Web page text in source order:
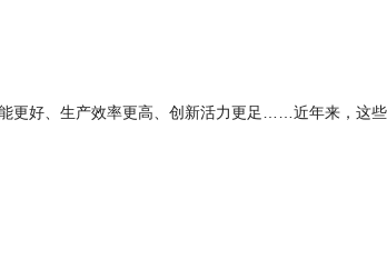
更好、生产效率更高、创新活力更足……近年来，这